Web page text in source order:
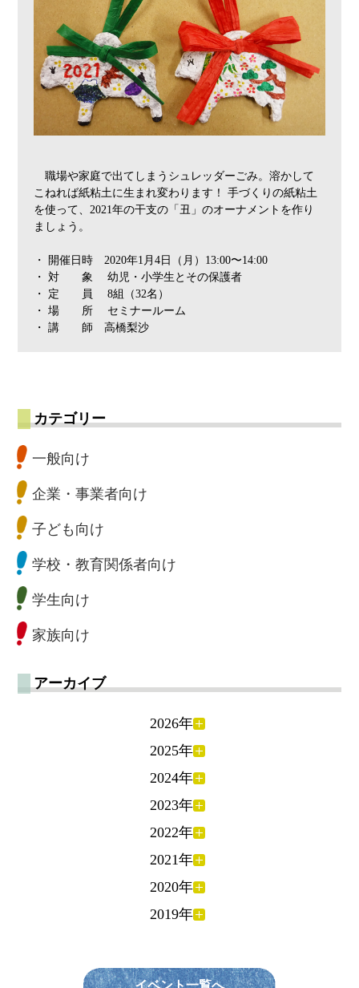
職場や家庭で出てしまうシュレッダーごみ。溶かして
こねれば紙粘土に生まれ変わります！ 手づくりの紙粘土
を使って、2021年の干支の「丑」のオーナメントを作り
ましょう。
・ 開催日時 2020年1月4日（月）13:00〜14:00
・ 対 象 幼児・小学生とその保護者
・ 定 員 8組（32名）
・ 場 所 セミナールーム
・ 講 師 高橋梨沙
カテゴリー
一般向け
企業・事業者向け
子ども向け
学校・教育関係者向け
学生向け
家族向け
アーカイブ
2026年
2025年
2024年
2023年
2022年
2021年
2020年
2019年
イベント一覧へ